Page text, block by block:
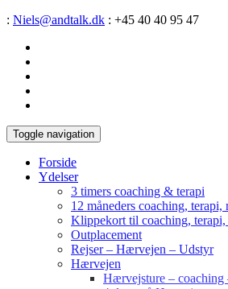
: Niels@andtalk.dk : +45 40 40 95 47
Toggle navigation
Forside
Ydelser
3 timers coaching & terapi
12 måneders coaching,
Klippekort til coaching, terapi,
Outplacement
Rejser – Hærvejen – Udstyr
Hærvejen
Hærvejsture – coaching